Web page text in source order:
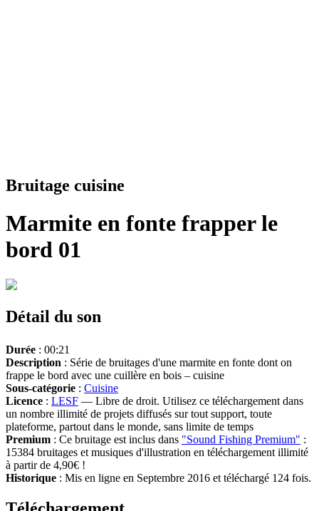
Bruitage cuisine
Marmite en fonte frapper le
bord 01
Détail du son
Durée : 00:21
Description : Série de bruitages d'une marmite en fonte dont on
frappe le bord avec une cuillère en bois – cuisine
Sous-catégorie : Cuisine
Licence : LESF — Libre de droit. Utilisez ce téléchargement dans
un nombre illimité de projets diffusés sur tout support, toute
plateforme, partout dans le monde, sans limite de temps
Premium : Ce bruitage est inclus dans "Sound Fishing Premium" :
15384 bruitages et musiques d'illustration en téléchargement illimité
à partir de 4,90€ !
Historique : Mis en ligne en Septembre 2016 et téléchargé 124 fois.